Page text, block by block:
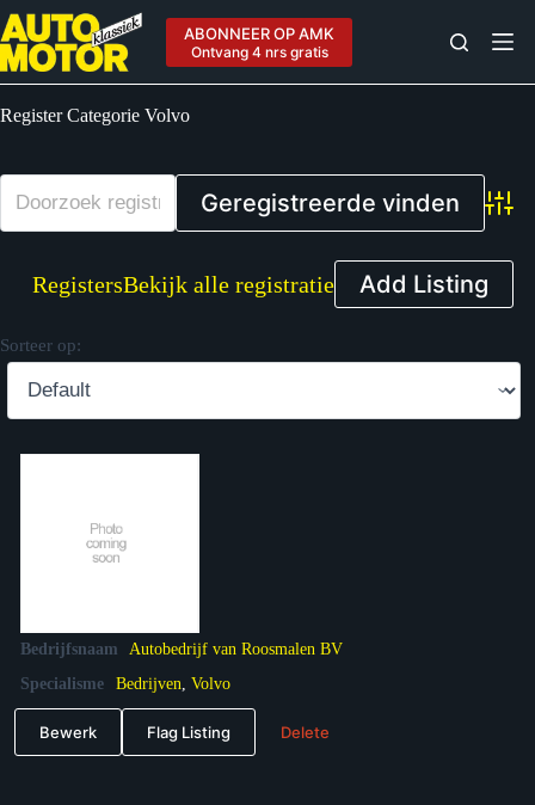
Ga
naar
de
inhoud
ABONNEER OP AMK
Ontvang 4 nrs gratis
Register Categorie Volvo
RegistersBekijk alle registratie Add Listing
Sorteer op:
Bedrijfsnaam
Autobedrijf van Roosmalen BV
Specialisme
Bedrijven Volvo
Bewerk Flag Listing Delete